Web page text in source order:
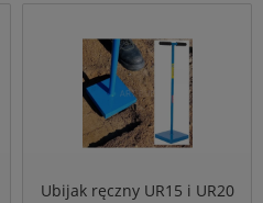
Ubijak ręczny UR15 i UR20